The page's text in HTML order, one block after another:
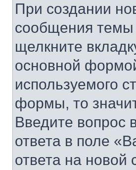
При создании
сообщения темы
щелкните
основной
используемого
формы, то
Введите вопрос
ответа в поле
ответа на новой